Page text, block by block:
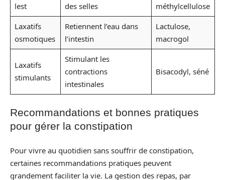
lest
des selles
méthylcellulose
Laxatifs
osmotiques
Retiennent l’eau dans
l’intestin
Lactulose,
macrogol
Laxatifs
stimulants
Stimulant les
contractions
intestinales
Bisacodyl, séné
Recommandations et bonnes pratiques
pour gérer la constipation
Pour vivre au quotidien sans souffrir de constipation,
certaines recommandations pratiques peuvent
grandement faciliter la vie. La gestion des repas, par